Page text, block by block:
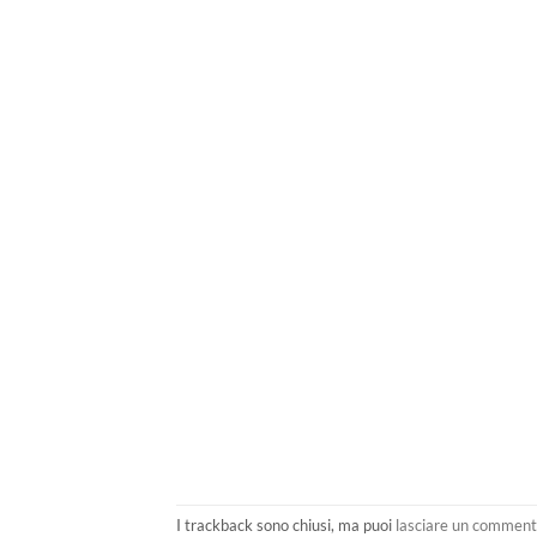
I trackback sono chiusi, ma puoi lasciare un